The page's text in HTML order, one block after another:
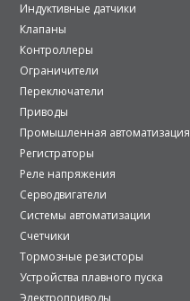
Индуктивные датчики
Клапаны
Контроллеры
Ограничители
Переключатели
Приводы
Промышленная автоматизация
Регистраторы
Реле напряжения
Серводвигатели
Системы автоматизации
Счетчики
Тормозные резисторы
Устройства плавного пуска
Электроприводы